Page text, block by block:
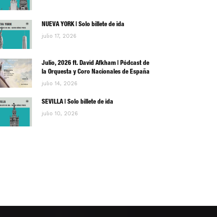
NUEVA YORK | Solo billete de ida
julio 17, 2026
Julio, 2026 ft. David Afkham | Pódcast de
la Orquesta y Coro Nacionales de España
julio 14, 2026
SEVILLA | Solo billete de ida
julio 10, 2026